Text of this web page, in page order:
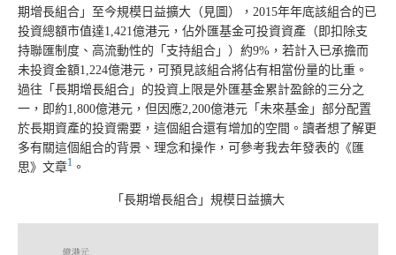
期增長組合」至今規模日益擴大（見圖），2015年年底該組合的已
投資總額市值達1,421億港元，佔外匯基金可投資資產（即扣除支
持聯匯制度、高流動性的「支持組合」）約9%，若計入已承擔而
未投資金額1,224億港元，可預見該組合將佔有相當份量的比重。
過往「長期增長組合」的投資上限是外匯基金累計盈餘的三分之
一，即約1,800億港元，但因應2,200億港元「未來基金」部分配置
於長期資產的投資需要，這個組合還有增加的空間。讀者想了解更
多有關這個組合的背景、理念和操作，可參考我去年發表的《匯
思》文章1 。
「長期增長組合」規模日益擴大